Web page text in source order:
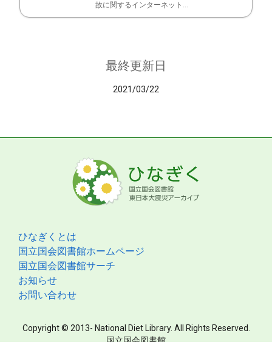
故に関するインターネット...
最終更新日
2021/03/22
ひなぎくとは
国立国会図書館ホームページ
国立国会図書館サーチ
お知らせ
お問い合わせ
Copyright © 2013- National Diet Library. All Rights Reserved.